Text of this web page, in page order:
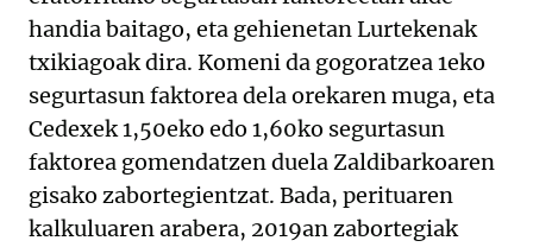
handia baitago, eta gehienetan Lurtekenak
txikiagoak dira. Komeni da gogoratzea 1eko
segurtasun faktorea dela orekaren muga, eta
Cedexek 1,50eko edo 1,60ko segurtasun
faktorea gomendatzen duela Zaldibarkoaren
gisako zabortegientzat. Bada, perituaren
kalkuluaren arabera, 2019an zabortegiak